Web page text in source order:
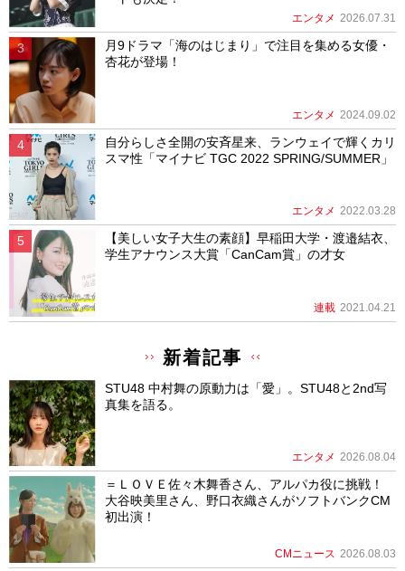
エンタメ 2026.07.31
月9ドラマ「海のはじまり」で注目を集める女優・
杏花が登場！
エンタメ 2024.09.02
自分らしさ全開の安斉星来、ランウェイで輝くカリ
スマ性「マイナビ TGC 2022 SPRING/SUMMER」
エンタメ 2022.03.28
【美しい女子大生の素顔】早稲田大学・渡邉結衣、
学生アナウンス大賞「CanCam賞」の才女
連載 2021.04.21
新着記事
STU48 中村舞の原動力は「愛」。STU48と2nd写
真集を語る。
エンタメ 2026.08.04
＝ＬＯＶＥ佐々木舞香さん、アルパカ役に挑戦！
大谷映美里さん、野口衣織さんがソフトバンクCM
初出演！
CMニュース 2026.08.03